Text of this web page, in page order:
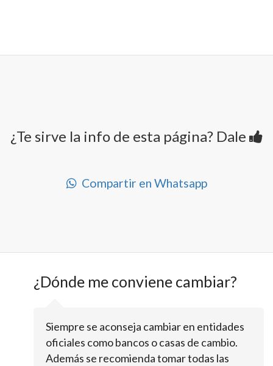
¿Te sirve la info de esta página? Dale
Compartir en Whatsapp
¿Dónde me conviene cambiar?
Siempre se aconseja cambiar en entidades
oficiales como bancos o casas de cambio.
Además se recomienda tomar todas las